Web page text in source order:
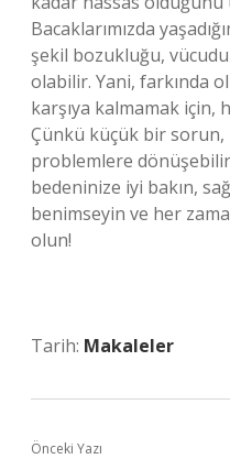
Bacaklarımızda
şekil bozukluğu,
olabilir. Yani, farkında
karşıya kalmamak için,
Çünkü küçük bir
problemlere
bedeninize iyi bakın,
benimseyin ve her
olun!
Tarih: Makaleler
Önceki Yazı